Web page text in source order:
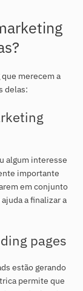
merecem a
delas:
algum interesse
importante
em conjunto
a finalizar a
pages
estão gerando
permite que